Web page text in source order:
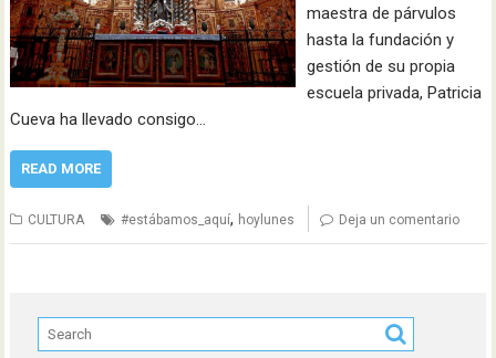
maestra de párvulos
hasta la fundación y
gestión de su propia
escuela privada, Patricia
Cueva ha llevado consigo…
READ MORE
CULTURA #estábamos_aquí, hoylunes Deja un comentario